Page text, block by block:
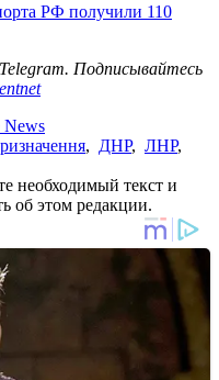
РФ получили 110
Подписывайтесь
News
, ДНР, ЛНР,
необходимый текст и
об этом редакции.